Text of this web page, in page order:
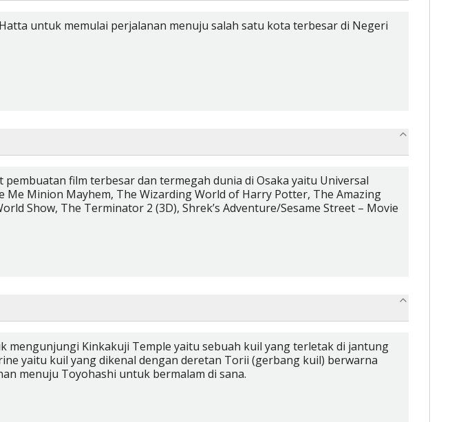
untuk memulai perjalanan menuju salah satu kota terbesar di Negeri
film terbesar dan termegah dunia di Osaka yaitu Universal
Minion Mayhem, The Wizarding World of Harry Potter, The Amazing
Show, The Terminator 2 (3D), Shrek’s Adventure/Sesame Street – Movie
mengunjungi Kinkakuji Temple yaitu sebuah kuil yang terletak di jantung
yaitu kuil yang dikenal dengan deretan Torii (gerbang kuil) berwarna
menuju Toyohashi untuk bermalam di sana.